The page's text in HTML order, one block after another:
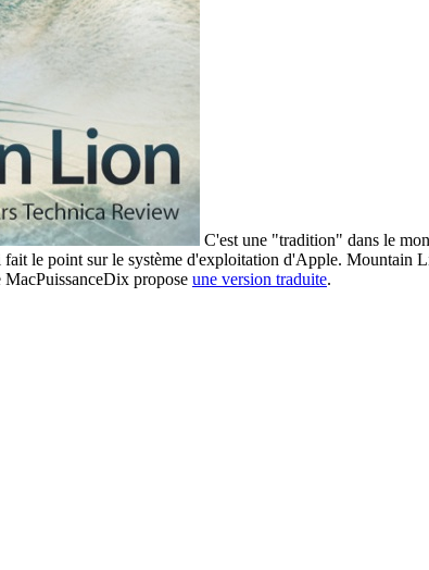
C'est une "tradition" dans le
le point sur le système d'exploitation d'Apple. Mountain
propose une version traduite.